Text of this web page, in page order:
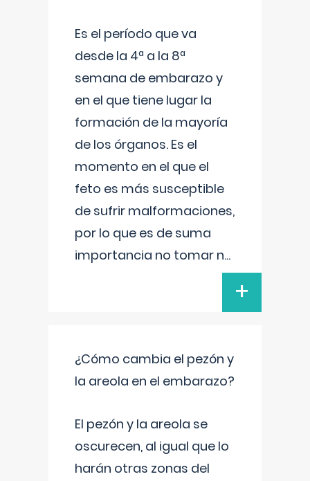
Es el período que va
desde la 4ª a la 8ª
semana de embarazo y
en el que tiene lugar la
formación de la mayoría
de los órganos. Es el
momento en el que el
feto es más susceptible
de sufrir malformaciones,
por lo que es de suma
importancia no tomar n...
+
¿Cómo cambia el pezón y
la areola en el embarazo?
El pezón y la areola se
oscurecen, al igual que lo
harán otras zonas del